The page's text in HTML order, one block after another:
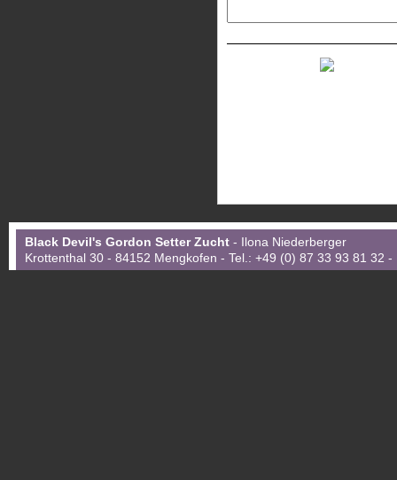
Black Devil's Gordon Setter Zucht - Ilona Niederberger
Krottenthal 30 - 84152 Mengkofen - Tel.: +49 (0) 87 33 93 81 32